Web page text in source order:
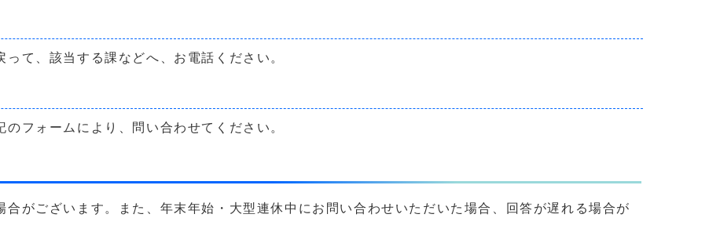
て、該当する課などへ、お電話ください。
フォームにより、問い合わせてください。
がございます。また、年末年始・大型連休中にお問い合わせいただいた場合、回答が遅れる場合が